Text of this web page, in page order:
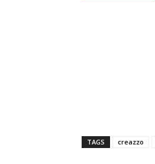
TAGS creazzo